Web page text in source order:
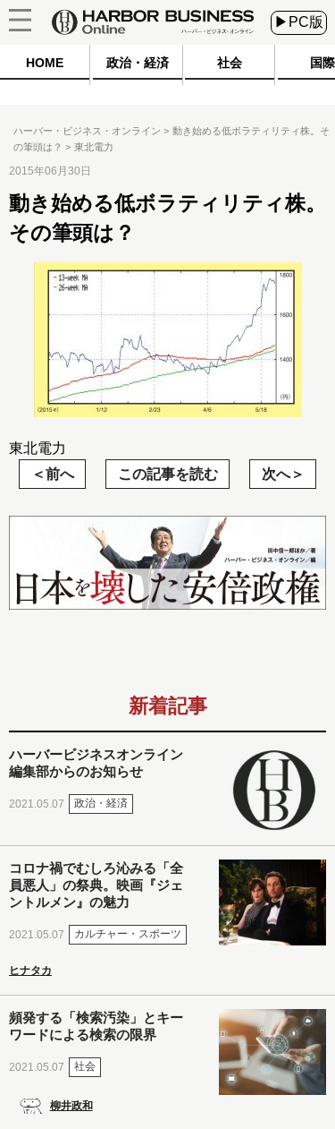
▶PC版
HOME 政治・経済 社会 国際
ハーバー・ビジネス・オンライン
動き始める低ボラティリティ株。そ
の筆頭は？
東北電力
2015年06月30日
動き始める低ボラティリティ株。
その筆頭は？
東北電力
前へ
この記事を読む 次へ
新着記事
ハーバービジネスオンライン
編集部からのお知らせ
2021.05.07 政治・経済
コロナ禍でむしろ沁みる「全
員悪人」の祭典。映画『ジェ
ントルメン』の魅力
2021.05.07 カルチャー・スポーツ
ヒナタカ
頻発する「検索汚染」とキー
ワードによる検索の限界
2021.05.07 社会
柳井政和